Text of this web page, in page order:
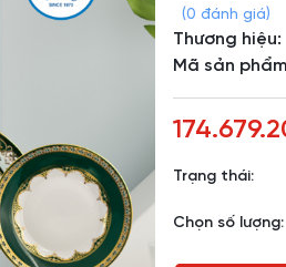
(0 đánh giá)
Thương hiệu:
Mã sản
Trạng thái:
Chọn số lượng: